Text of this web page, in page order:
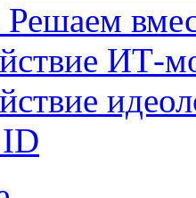
Решаем
ИТ-